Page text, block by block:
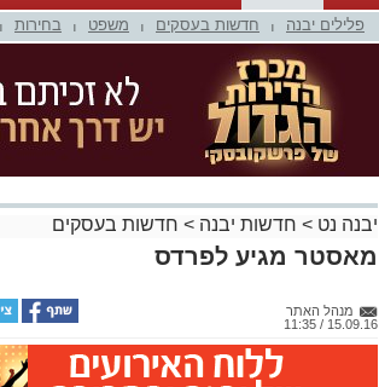
פלילים יבנה חדשות בעסקים משפט בחירות
יבנה נט > חדשות יבנה > חדשות בעסקים
מאסטר מגיע לפרדס
מנהל האתר
15.09.16 / 11:35